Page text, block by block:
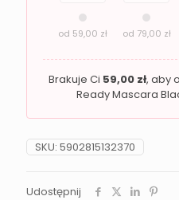
od 59,00 zł od 79,00 zł
Brakuje Ci 59,00 zł, aby
Ready Mascara
SKU: 5902815132370
Udostępnij